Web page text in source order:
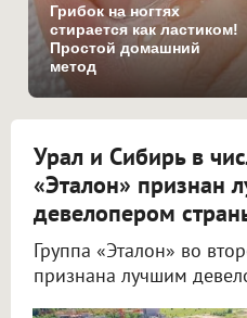
Грибок на ногтях
стирается как ластиком!
Простой домашний
метод
Урал и Сибирь в
«Эталон» признан
девелопером
Группа «Эталон» во
признана лучшим